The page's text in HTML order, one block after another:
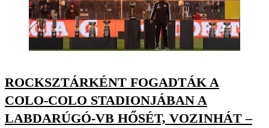
ROCKSZTÁRKÉNT FOGADTÁK A
COLO-COLO STADIONJÁBAN A
LABDARÚGÓ-VB HŐSÉT, VOZINHÁT –